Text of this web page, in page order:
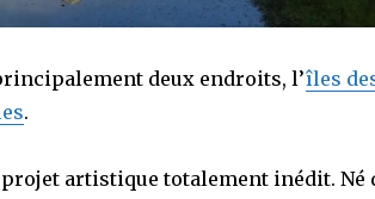
deux endroits, l’îles
.
artistique totalement inédit. Né